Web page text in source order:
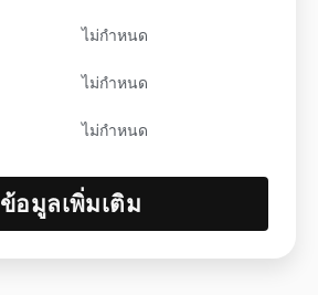
ไม่กำหนด
ไม่กำหนด
ไม่กำหนด
ข้อมูลเพิ่มเติม